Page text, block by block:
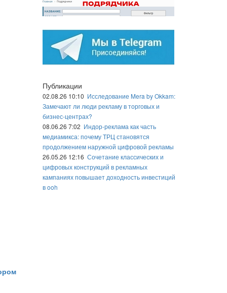
Публикации
02.08.26 10:10 Исследование Mera by Okkam:
Замечают ли люди рекламу в торговых и
бизнес-центрах?
08.06.26 7:02 Индор-реклама как часть
медиамикса: почему ТРЦ становятся
продолжением наружной цифровой рекламы
26.05.26 12:16 Сочетание классических и
цифровых конструкций в рекламных
кампаниях повышает доходность инвестиций
в ooh